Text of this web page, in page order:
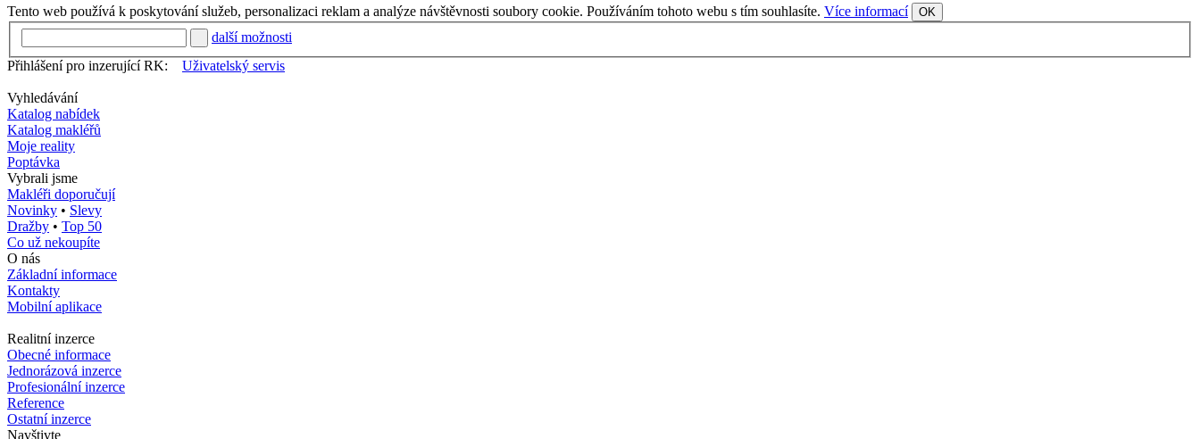
Tento web používá k poskytování služeb, personalizaci reklam a analýze návštěvnosti soubory cookie. Používáním tohoto webu s tím souhlasíte. Více informací OK
další možnosti
Přihlášení pro inzerující RK:
Uživatelský servis
Vyhledávání
Katalog nabídek
Katalog makléřů
Moje reality
Poptávka
Vybrali jsme
Makléři doporučují
Novinky • Slevy
Dražby • Top 50
Co už nekoupíte
O nás
Základní informace
Kontakty
Mobilní aplikace
Realitní inzerce
Obecné informace
Jednorázová inzerce
Profesionální inzerce
Reference
Ostatní inzerce
Navštivte